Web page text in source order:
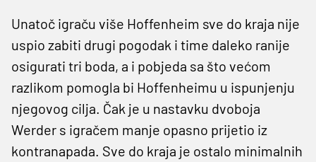
Unatoč igraču više Hoffenheim sve do kraja nije
uspio zabiti drugi pogodak i time daleko ranije
osigurati tri boda, a i pobjeda sa što većom
razlikom pomogla bi Hoffenheimu u ispunjenju
njegovog cilja. Čak je u nastavku dvoboja
Werder s igračem manje opasno prijetio iz
kontranapada. Sve do kraja je ostalo minimalnih